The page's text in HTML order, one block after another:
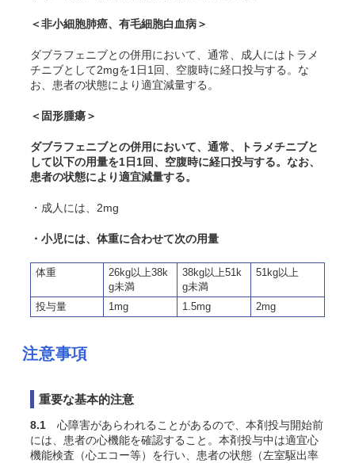
＜非小細胞肺癌、有毛細胞白血病＞
ダブラフェニブとの併用において、通常、成人にはトラメ
チニブとして2mgを1日1回、空腹時に経口投与する。な
お、患者の状態により適宜減量する。
＜固形腫瘍＞
ダブラフェニブとの併用において、通常、トラメチニブと
して以下の用量を1日1回、空腹時に経口投与する。なお、
患者の状態により適宜減量する。
・成人には、2mg
・小児には、体重に合わせて次の用量
体重
26kg以上38k
g未満
38kg以上51k
g未満
51kg以上
投与量 1mg 1.5mg 2mg
注意事項
重要な基本的注意
8.1 心障害があらわれることがあるので、本剤投与開始前
には、患者の心機能を確認すること。本剤投与中は適宜心
機能検査（心エコー等）を行い、患者の状態（左室駆出率